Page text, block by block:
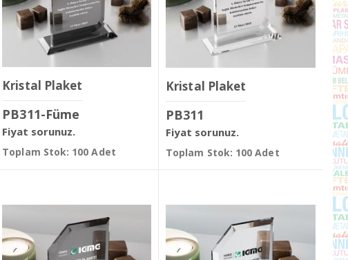
Kristal Plaket
PB311-Füme
Fiyat sorunuz.
Toplam Stok: 100 Adet
Kristal Plaket
PB311
Fiyat sorunuz.
Toplam Stok: 100 Adet